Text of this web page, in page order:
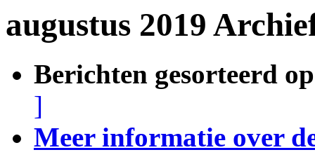
augustus 2019
Berichten gesorteerd
]
Meer informatie over